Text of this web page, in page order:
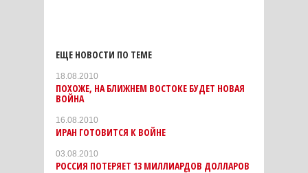
ЕЩЕ НОВОСТИ ПО ТЕМЕ
18.08.2010
ПОХОЖЕ, НА БЛИЖНЕМ ВОСТОКЕ БУДЕТ НОВАЯ
ВОЙНА
16.08.2010
ИРАН ГОТОВИТСЯ К ВОЙНЕ
03.08.2010
РОССИЯ ПОТЕРЯЕТ 13 МИЛЛИАРДОВ ДОЛЛАРОВ